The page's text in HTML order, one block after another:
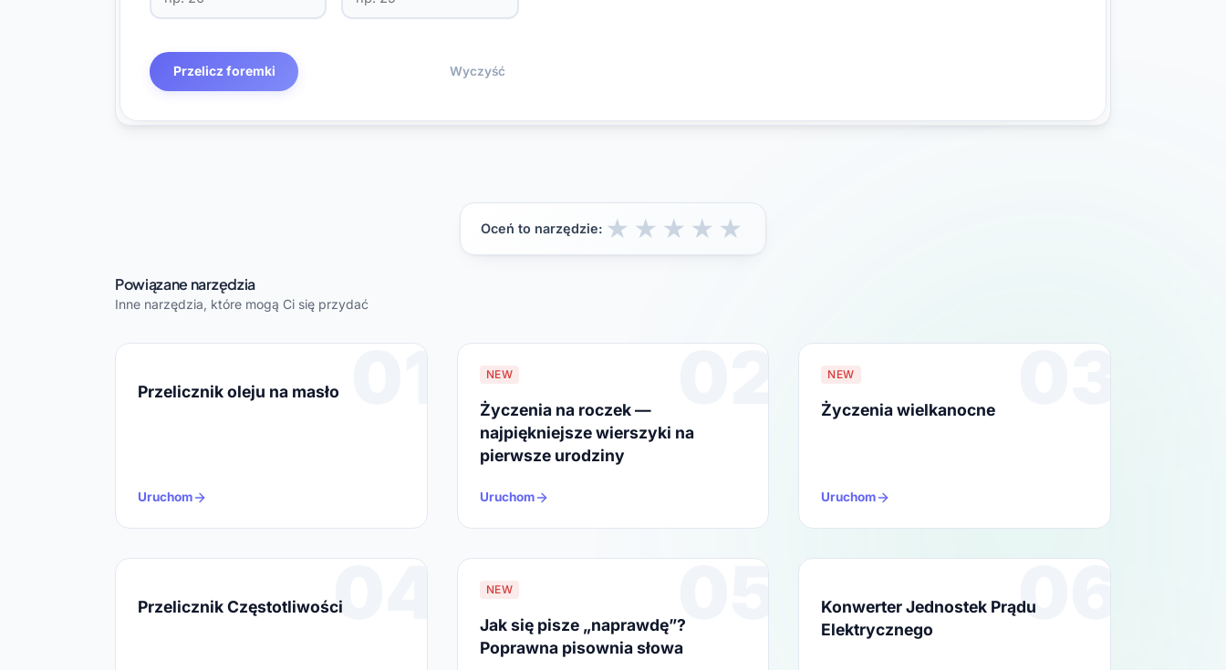
Przelicz foremki Wyczyść
Oceń to narzędzie: ★
★
★
★
★
Powiązane narzędzia
Inne narzędzia, które mogą Ci się przydać
01
Przelicznik oleju na masło
Uruchom
02
NEW
Życzenia na roczek —
najpiękniejsze wierszyki na
pierwsze urodziny
Uruchom
03
NEW
Życzenia wielkanocne
Uruchom
04
Przelicznik Częstotliwości 05
NEW
Jak się pisze „naprawdę”?
Poprawna pisownia słowa
06
Konwerter Jednostek Prądu
Elektrycznego